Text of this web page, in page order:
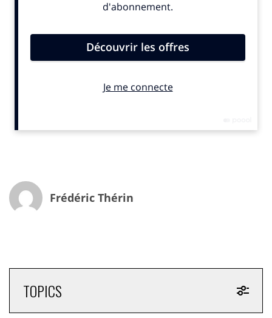
tendance va avoir des incidences non seulement pour la
presse mais aussi pour les agences médias et les
ennemi du libéralisme, personne ne vous entend crier. »
reconnaît
Groupe La Dépêche du Midi
leurs modèles jouent sur l’émotion. Or l’émotion créé de
sommes des producteurs d’informations qui proposent des
analyses et donnent des clés de compréhension sur la
société dans laquelle on vit. Il est nécessaire de se
demander si on souhaite vivre dans un monde centré sur
Frédéric Thérin
TOPICS